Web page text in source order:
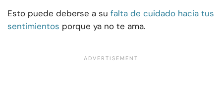
Esto puede deberse a su falta de cuidado hacia tus
sentimientos porque ya no te ama.